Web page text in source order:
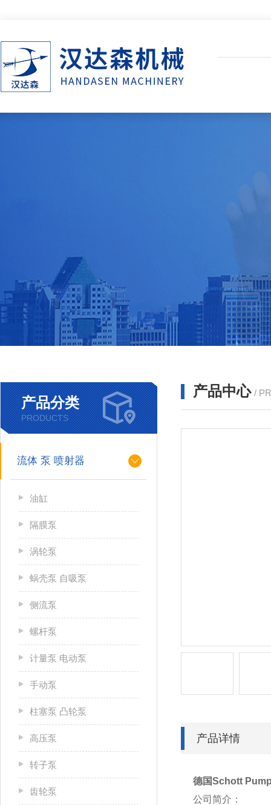
产品分类
PRODUCTS
流体 泵 喷射器
油缸
隔膜泵
涡轮泵
蜗壳泵 自吸泵
侧流泵
螺杆泵
计量泵 电动泵
手动泵
柱塞泵 凸轮泵
高压泵
转子泵
齿轮泵
产品中心 /
产品详情
德国Schott
公司简介：